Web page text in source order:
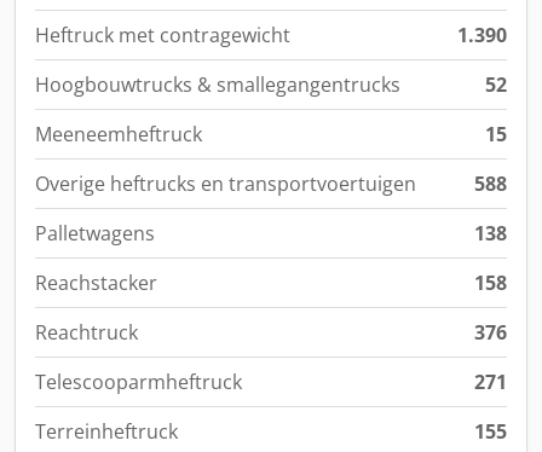
Heftruck met contragewicht
1.390
Hoogbouwtrucks & smallegangentrucks
52
Meeneemheftruck
15
Overige heftrucks en transportvoertuigen
588
Palletwagens
138
Reachstacker
158
Reachtruck
376
Telescooparmheftruck
271
Terreinheftruck
155